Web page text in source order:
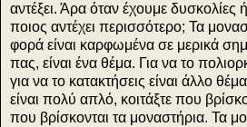
αντέξει. Άρα όταν έχουμε δυσκολίες
ποιος αντέχει περισσότερο; Τα
φορά είναι καρφωμένα σε μερικά
πας, είναι ένα θέμα. Για να το
για να το κατακτήσεις είναι άλλο
είναι πολύ απλό, κοιτάξτε που
που βρίσκονται τα μοναστήρια. Τα